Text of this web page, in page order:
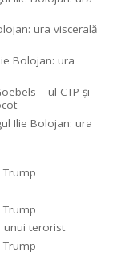
ura viscerală
Bolojan: ura
– ul CTP şi
Ilie Bolojan: ura
unui terorist